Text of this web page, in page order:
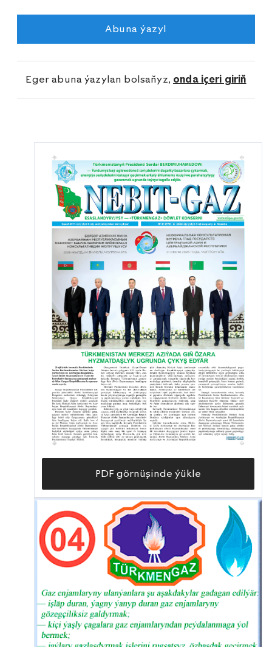
Abuna ýazyl
Eger abuna ýazylan bolsaňyz, onda içeri giriň
PDF görnüşinde ýükle